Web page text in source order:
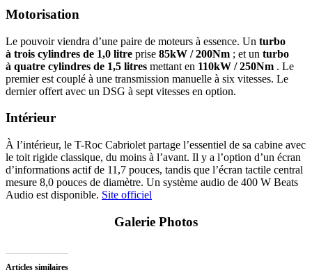
Motorisation
Le pouvoir viendra d’une paire de moteurs à essence. Un turbo
à trois cylindres de 1,0 litre prise 85kW / 200Nm ; et un turbo
à quatre cylindres de 1,5 litres mettant en 110kW / 250Nm . Le
premier est couplé à une transmission manuelle à six vitesses. Le
dernier offert avec un DSG à sept vitesses en option.
Intérieur
À l’intérieur, le T-Roc Cabriolet partage l’essentiel de sa cabine avec
le toit rigide classique, du moins à l’avant. Il y a l’option d’un écran
d’informations actif de 11,7 pouces, tandis que l’écran tactile central
mesure 8,0 pouces de diamètre. Un système audio de 400 W Beats
Audio est disponible. Site officiel
Galerie Photos
Articles similaires